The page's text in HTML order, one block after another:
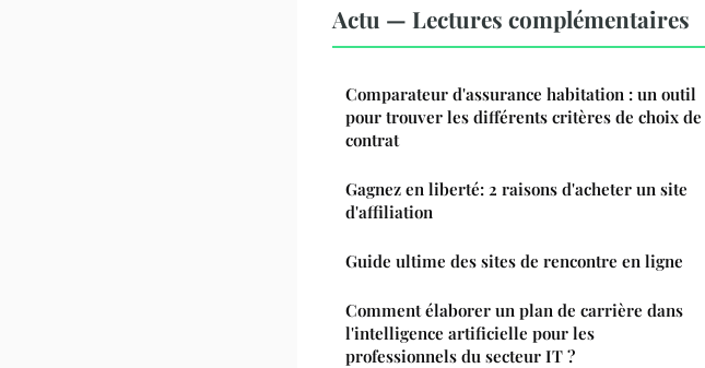
Actu — Lectures complémentaires
Comparateur d'assurance habitation : un outil
pour trouver les différents critères de choix de
contrat
Gagnez en liberté: 2 raisons d'acheter un site
d'affiliation
Guide ultime des sites de rencontre en ligne
Comment élaborer un plan de carrière dans
l'intelligence artificielle pour les
professionnels du secteur IT ?